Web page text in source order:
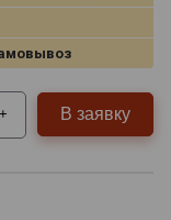
+ В заявку